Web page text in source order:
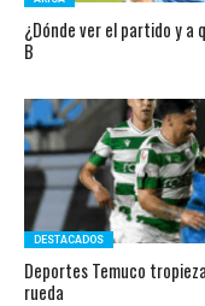
¿Dónde ver el partido y a
B
DESTACADOS
Deportes Temuco
rueda